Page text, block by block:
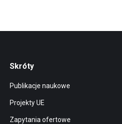
Skróty
Publikacje naukowe
Projekty UE
Zapytania ofertowe